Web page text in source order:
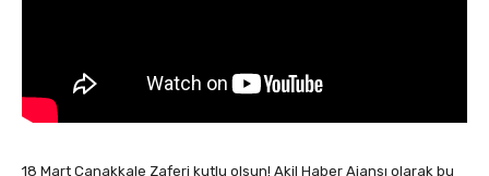
18 Mart Çanakkale Zaferi kutlu olsun! Akil Haber Ajansı olarak bu